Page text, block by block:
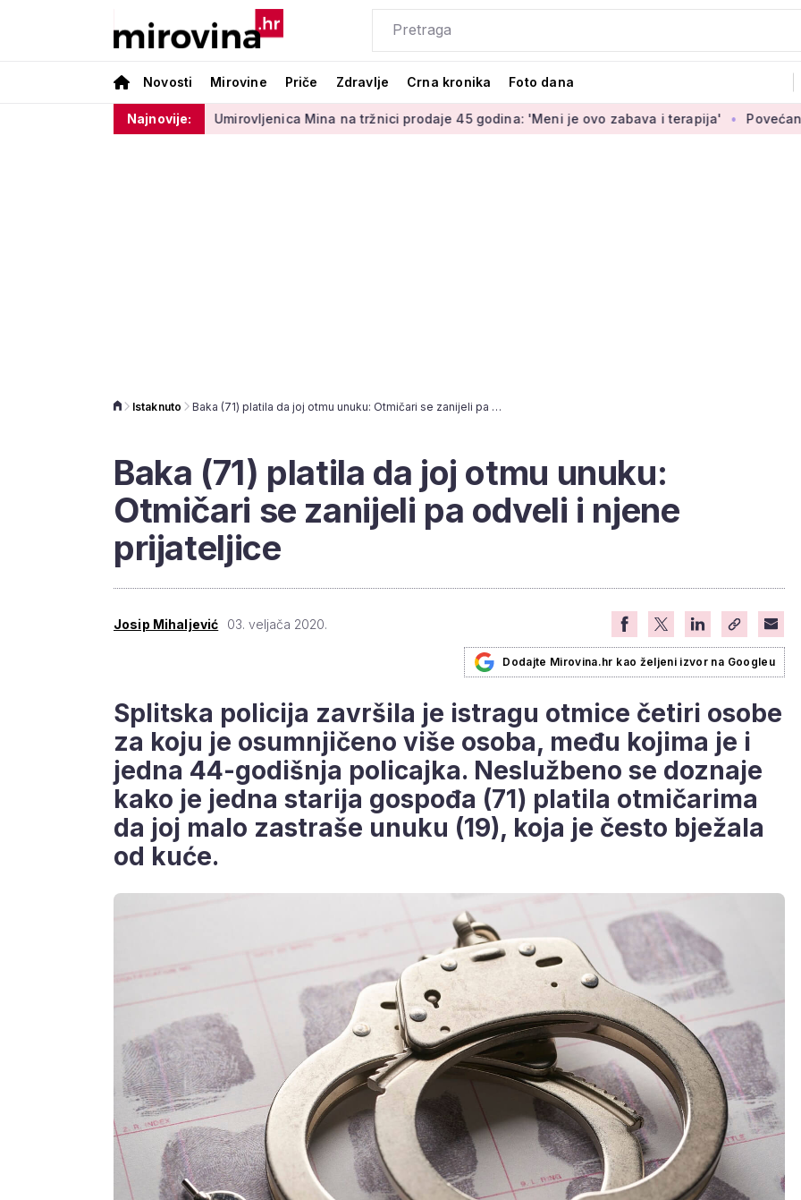
Novosti Mirovine Priče Zdravlje Crna kronika Foto dana
Najnovije:
Umirovljenica Mina na tržnici prodaje 45 godina: 'Meni je ovo zabava i terapija' Povećanje
Istaknuto Baka (71) platila da joj otmu unuku: Otmičari se zanijeli pa odveli i njene prijateljice
Baka (71) platila da joj otmu unuku:
Otmičari se zanijeli pa odveli i njene
prijateljice
Josip Mihaljević 03. veljača 2020.
Dodajte Mirovina.hr kao željeni izvor na Googleu
Splitska policija završila je istragu otmice četiri osobe
za koju je osumnjičeno više osoba, među kojima je i
jedna 44-godišnja policajka. Neslužbeno se doznaje
kako je jedna starija gospođa (71) platila otmičarima
da joj malo zastraše unuku (19), koja je često bježala
od kuće.